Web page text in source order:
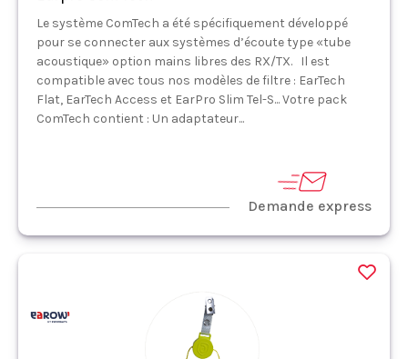
Le système ComTech a été spécifiquement développé
pour se connecter aux systèmes d’écoute type «tube
acoustique» option mains libres des RX/TX. Il est
compatible avec tous nos modèles de filtre : EarTech
Flat, EarTech Access et EarPro Slim Tel-S... Votre pack
ComTech contient : Un adaptateur...
Demande express